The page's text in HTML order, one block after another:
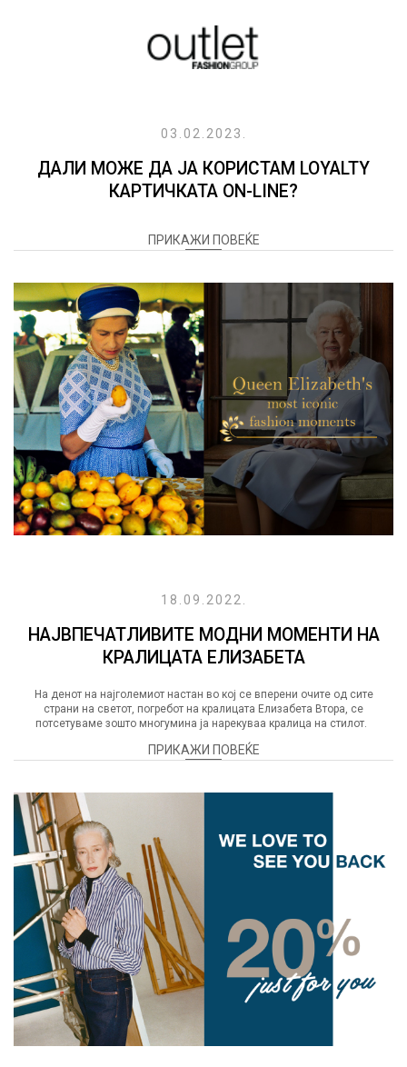
03.02.2023.
ДАЛИ МОЖЕ ДА ЈА КОРИСТАМ LOYALTY
КАРТИЧКАТА ON-LINE?
ПРИКАЖИ ПОВЕЌЕ
18.09.2022.
НАЈВПЕЧАТЛИВИТЕ МОДНИ МОМЕНТИ НА
КРАЛИЦАТА ЕЛИЗАБЕТА
На денот на најголемиот настан во кој се вперени очите од сите
страни на светот, погребот на кралицата Елизабета Втора, се
потсетуваме зошто многумина ја нарекуваа кралица на стилот.
ПРИКАЖИ ПОВЕЌЕ